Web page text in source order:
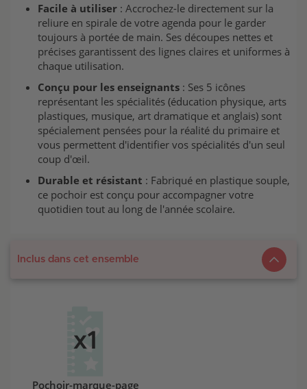
Facile à utiliser : Accrochez-le directement sur la
reliure en spirale de votre agenda pour le garder
toujours à portée de main. Ses découpes nettes et
précises garantissent des lignes claires et uniformes à
chaque utilisation.
Conçu pour les enseignants : Ses 5 icônes
représentant les spécialités (éducation physique, arts
plastiques, musique, art dramatique et anglais) sont
spécialement pensées pour la réalité du primaire et
vous permettent d'identifier vos spécialités d'un seul
coup d'œil.
Durable et résistant : Fabriqué en plastique souple,
ce pochoir est conçu pour accompagner votre
quotidien tout au long de l'année scolaire.
Inclus dans cet ensemble
Pochoir-marque-page